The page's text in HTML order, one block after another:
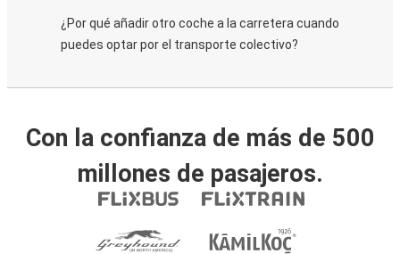
¿Por qué añadir otro coche a la carretera cuando
puedes optar por el transporte colectivo?
Con la confianza de más de 500
millones de pasajeros.